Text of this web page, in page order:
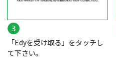
「Edyを受け取る」をタッチし
て下さい。